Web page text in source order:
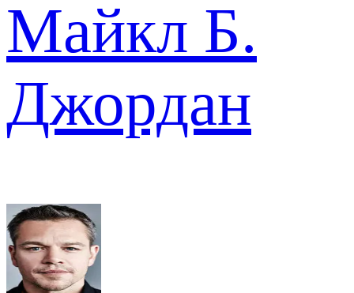
Майкл Б.
Джордан